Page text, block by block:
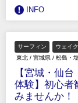
INFO
サーフィン
ウェイ
東北 / 宮城県 / 松島・
【宮城・仙
体験】初心者
みませんか！